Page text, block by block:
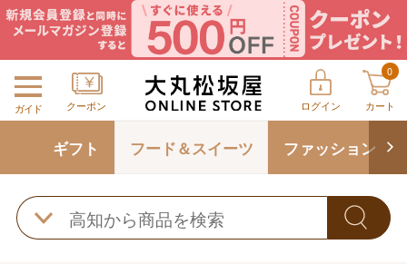
ガイド クーポン ログイン
0
カート
ギフト フード＆スイーツ ファッション